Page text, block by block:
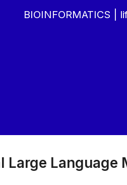
BIOINFORMATICS |
Large Language